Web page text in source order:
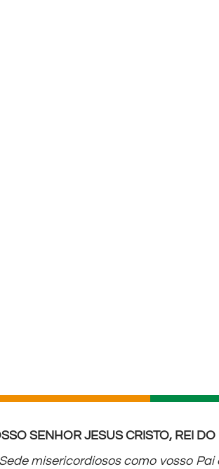
SENHOR JESUS CRISTO, REI
misericordiosos como vosso Pai